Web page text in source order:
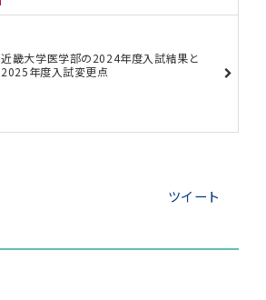
近畿大学医学部の2024年度入試結果と
2025年度入試変更点
ツイート